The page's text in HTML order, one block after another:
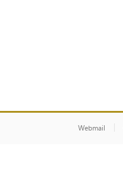
Webmail